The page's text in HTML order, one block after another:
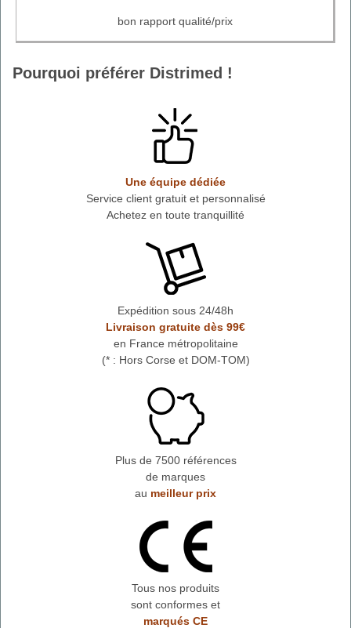
bon rapport qualité/prix
Pourquoi préférer Distrimed !
Une équipe dédiée
Service client gratuit et personnalisé
Achetez en toute tranquillité
Expédition sous 24/48h
Livraison gratuite dès 99€
en France métropolitaine
(* : Hors Corse et DOM-TOM)
Plus de 7500 références
de marques
au meilleur prix
Tous nos produits
sont conformes et
marqués CE